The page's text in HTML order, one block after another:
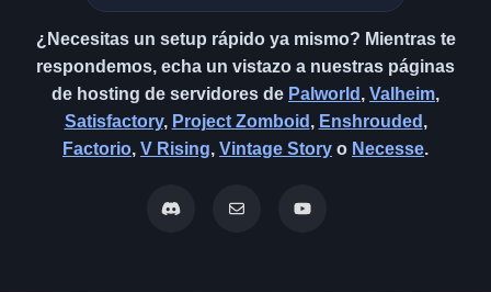
¿Necesitas un setup rápido ya mismo? Mientras te
respondemos, echa un vistazo a nuestras páginas
de hosting de servidores de Palworld , Valheim,
Satisfactory, Project Zomboid , Enshrouded ,
Factorio, V Rising, Vintage Story o Necesse.